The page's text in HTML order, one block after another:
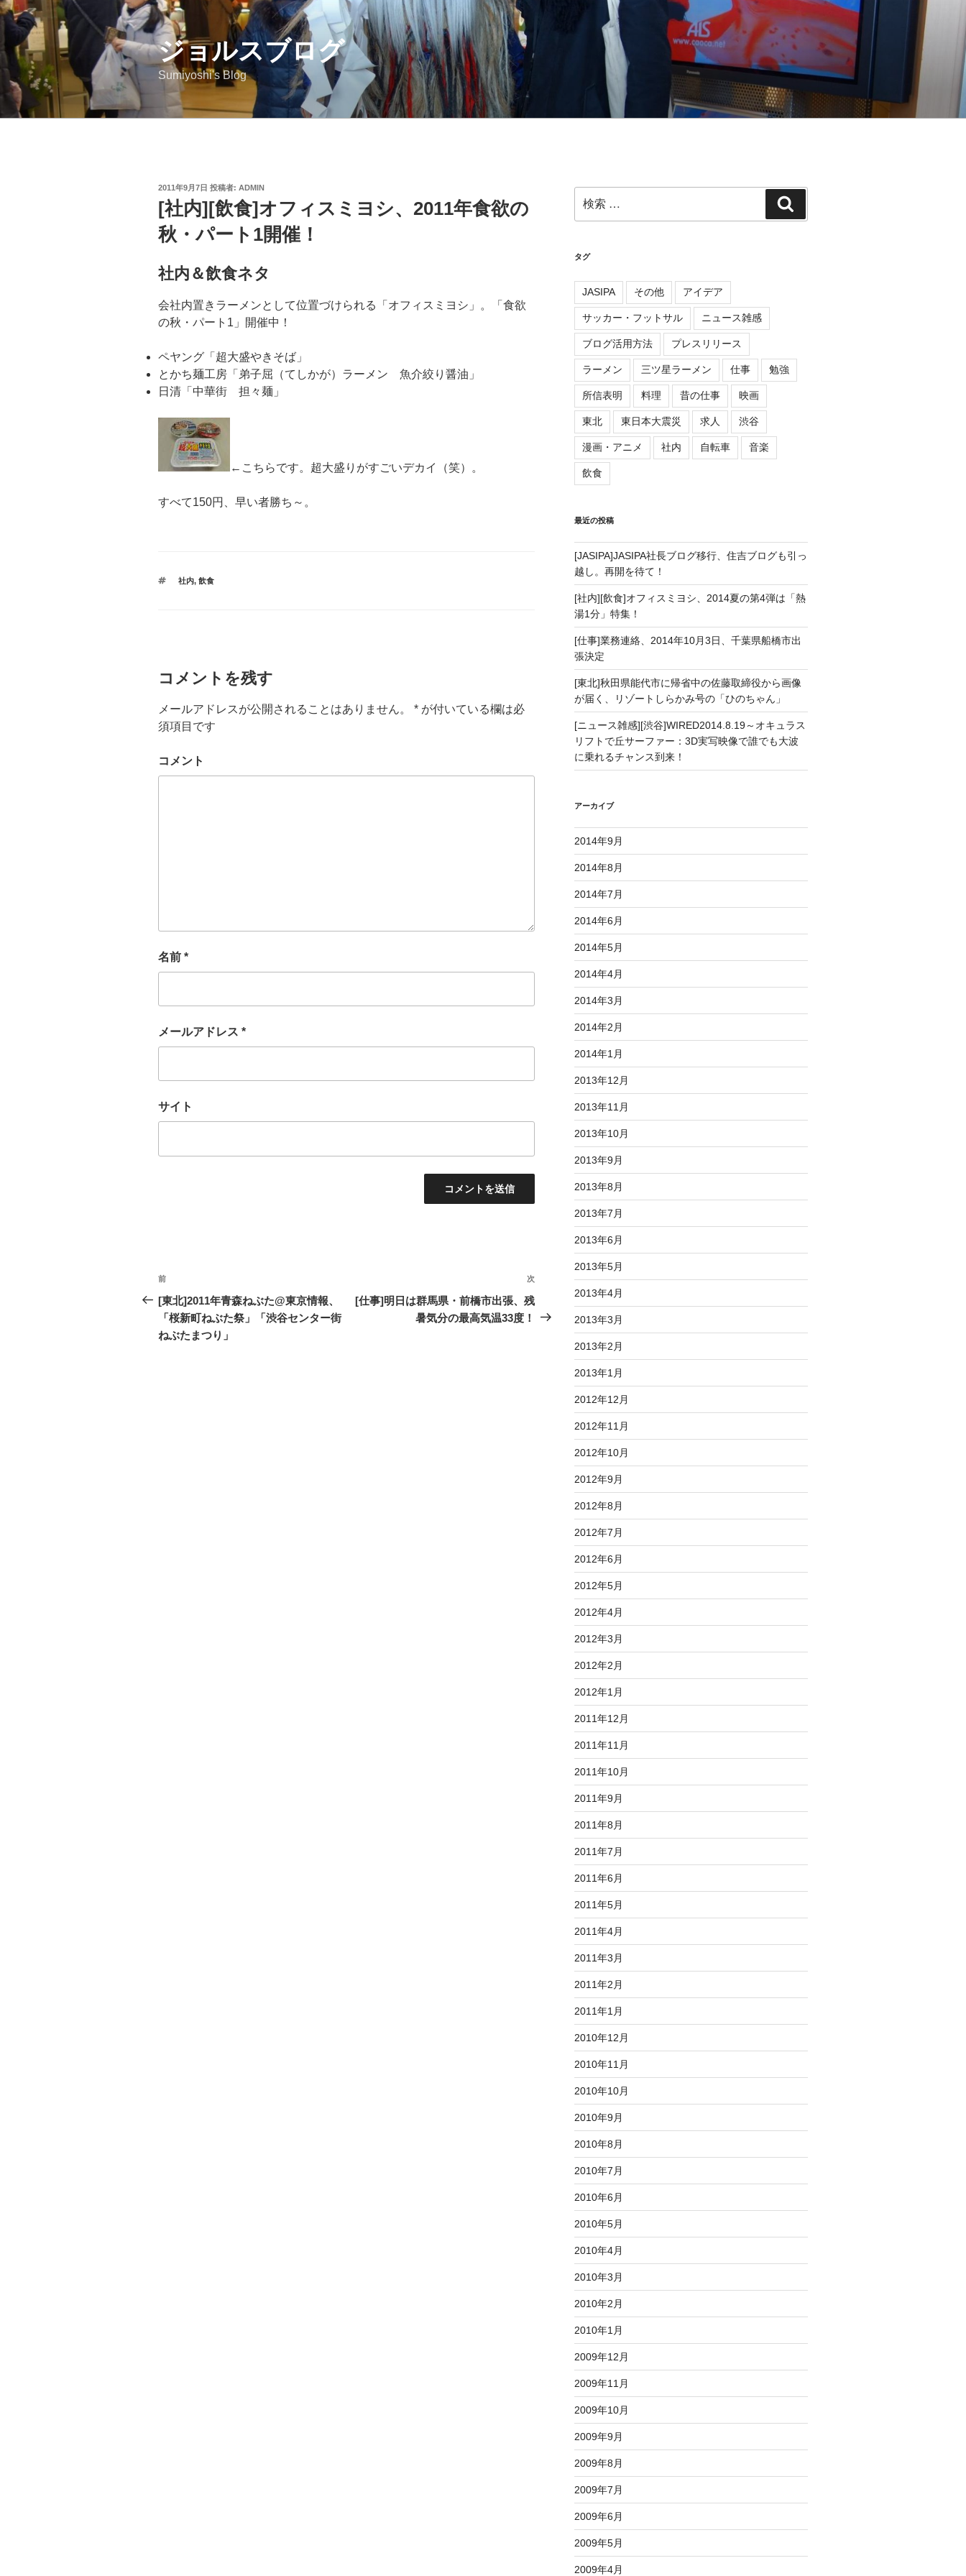
コ
ツ
へ
ジョルスブログ
Sumiyoshi's Blog
投
日:
2011年9月7日 投稿者: ADMIN
[社内][飲食]オフィスミヨシ、2011年食欲の
秋・パート1開催！
社内＆飲食ネタ
会社内置きラーメンとして位置づけられる「オフィスミヨシ」。「食欲
の秋・パート1」開催中！
ペヤング「超大盛やきそば」
とかち麺工房「弟子屈（てしかが）ラーメン 魚介絞り醤油」
日清「中華街 担々麺」
←こちらです。超大盛りがすごいデカイ（笑）。
すべて150円、早い者勝ち～。
タ
社内, 飲食
コメントを残す
メールアドレスが公開されることはありません。 * が付いている欄は必
須項目です
コメント
名前 *
メールアドレス *
サイト
投
稿
ナ
過
去
の
投
前
[東北]2011年青森ねぶた@東京情報、
「桜新町ねぶた祭」「渋谷センター街
ねぶたまつり」
投
次
[仕事]明日は群馬県・前橋市出張、残
暑気分の最高気温33度！
索:
索
タグ
JASIPA その他 アイデア
サッカー・フットサル ニュース雑感
ブログ活用方法 プレスリリース
ラーメン 三ツ星ラーメン 仕事 勉強
所信表明 料理 昔の仕事 映画
東北 東日本大震災 求人 渋谷
漫画・アニメ 社内 自転車 音楽
飲食
最近の投稿
[JASIPA]JASIPA社長ブログ移行、住吉ブログも引っ
越し。再開を待て！
[社内][飲食]オフィスミヨシ、2014夏の第4弾は「熱
湯1分」特集！
[仕事]業務連絡、2014年10月3日、千葉県船橋市出
張決定
[東北]秋田県能代市に帰省中の佐藤取締役から画像
が届く、リゾートしらかみ号の「ひのちゃん」
[ニュース雑感][渋谷]WIRED2014.8.19～オキュラス
リフトで丘サーファー：3D実写映像で誰でも大波
に乗れるチャンス到来！
アーカイブ
2014年9月
2014年8月
2014年7月
2014年6月
2014年5月
2014年4月
2014年3月
2014年2月
2014年1月
2013年12月
2013年11月
2013年10月
2013年9月
2013年8月
2013年7月
2013年6月
2013年5月
2013年4月
2013年3月
2013年2月
2013年1月
2012年12月
2012年11月
2012年10月
2012年9月
2012年8月
2012年7月
2012年6月
2012年5月
2012年4月
2012年3月
2012年2月
2012年1月
2011年12月
2011年11月
2011年10月
2011年9月
2011年8月
2011年7月
2011年6月
2011年5月
2011年4月
2011年3月
2011年2月
2011年1月
2010年12月
2010年11月
2010年10月
2010年9月
2010年8月
2010年7月
2010年6月
2010年5月
2010年4月
2010年3月
2010年2月
2010年1月
2009年12月
2009年11月
2009年10月
2009年9月
2009年8月
2009年7月
2009年6月
2009年5月
2009年4月